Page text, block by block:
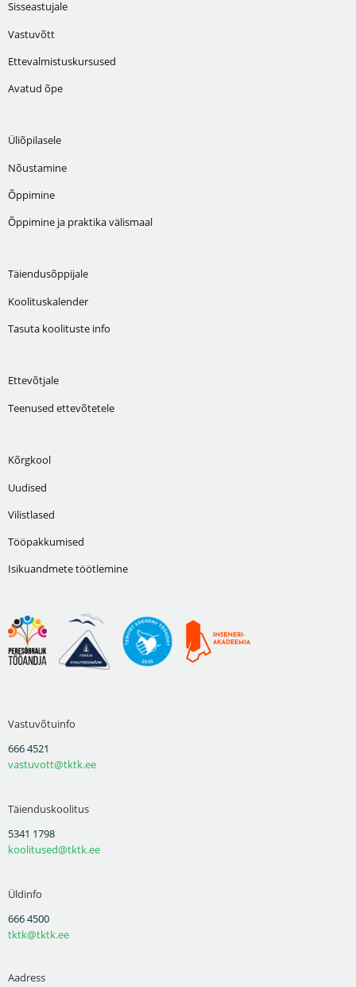
Sisseastujale
Vastuvõtt
Ettevalmistuskursused
Avatud õpe
Üliõpilasele
Nõustamine
Õppimine
Õppimine ja praktika välismaal
Täiendusõppijale
Koolituskalender
Tasuta koolituste info
Ettevõtjale
Teenused ettevõtetele
Kõrgkool
Uudised
Vilistlased
Tööpakkumised
Isikuandmete töötlemine
Vastuvõtuinfo
666 4521
vastuvott@tktk.ee
Täienduskoolitus
5341 1798
koolitused@tktk.ee
Üldinfo
666 4500
tktk@tktk.ee
Aadress